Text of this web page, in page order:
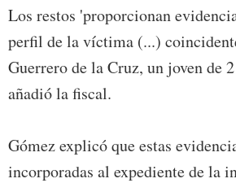
Los restos 'proporcionan
perfil de la víctima (...)
Guerrero de la Cruz, un joven de
añadió la fiscal.
Gómez explicó que estas
incorporadas al expediente de la